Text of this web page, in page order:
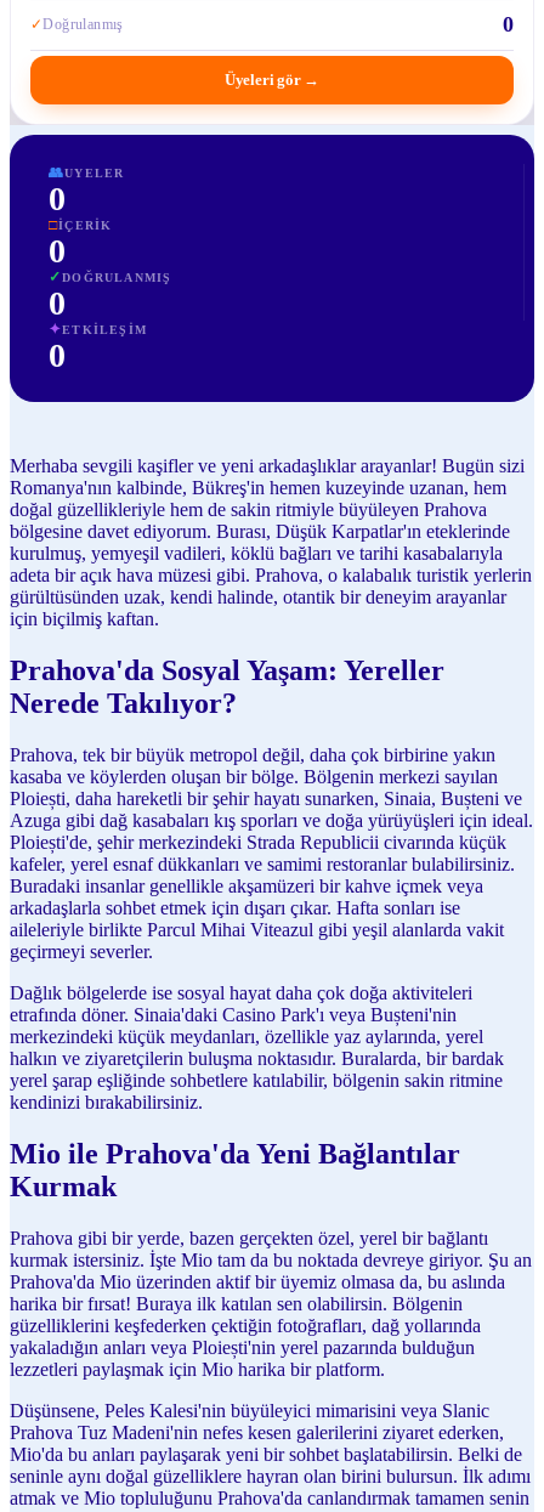
✓Doğrulanmış 0
Üyeleri gör →
👥UYELER
0
□İÇERIK
0
✓DOĞRULANMIŞ
0
✦ETKILEŞIM
0
Merhaba sevgili kaşifler ve yeni arkadaşlıklar arayanlar! Bugün sizi
Romanya'nın kalbinde, Bükreş'in hemen kuzeyinde uzanan, hem
doğal güzellikleriyle hem de sakin ritmiyle büyüleyen Prahova
bölgesine davet ediyorum. Burası, Düşük Karpatlar'ın eteklerinde
kurulmuş, yemyeşil vadileri, köklü bağları ve tarihi kasabalarıyla
adeta bir açık hava müzesi gibi. Prahova, o kalabalık turistik yerlerin
gürültüsünden uzak, kendi halinde, otantik bir deneyim arayanlar
için biçilmiş kaftan.
Prahova'da Sosyal Yaşam: Yereller
Nerede Takılıyor?
Prahova, tek bir büyük metropol değil, daha çok birbirine yakın
kasaba ve köylerden oluşan bir bölge. Bölgenin merkezi sayılan
Ploiești, daha hareketli bir şehir hayatı sunarken, Sinaia, Bușteni ve
Azuga gibi dağ kasabaları kış sporları ve doğa yürüyüşleri için ideal.
Ploiești'de, şehir merkezindeki Strada Republicii civarında küçük
kafeler, yerel esnaf dükkanları ve samimi restoranlar bulabilirsiniz.
Buradaki insanlar genellikle akşamüzeri bir kahve içmek veya
arkadaşlarla sohbet etmek için dışarı çıkar. Hafta sonları ise
aileleriyle birlikte Parcul Mihai Viteazul gibi yeşil alanlarda vakit
geçirmeyi severler.
Dağlık bölgelerde ise sosyal hayat daha çok doğa aktiviteleri
etrafında döner. Sinaia'daki Casino Park'ı veya Bușteni'nin
merkezindeki küçük meydanları, özellikle yaz aylarında, yerel
halkın ve ziyaretçilerin buluşma noktasıdır. Buralarda, bir bardak
yerel şarap eşliğinde sohbetlere katılabilir, bölgenin sakin ritmine
kendinizi bırakabilirsiniz.
Mio ile Prahova'da Yeni Bağlantılar
Kurmak
Prahova gibi bir yerde, bazen gerçekten özel, yerel bir bağlantı
kurmak istersiniz. İşte Mio tam da bu noktada devreye giriyor. Şu an
Prahova'da Mio üzerinden aktif bir üyemiz olmasa da, bu aslında
harika bir fırsat! Buraya ilk katılan sen olabilirsin. Bölgenin
güzelliklerini keşfederken çektiğin fotoğrafları, dağ yollarında
yakaladığın anları veya Ploiești'nin yerel pazarında bulduğun
lezzetleri paylaşmak için Mio harika bir platform.
Düşünsene, Peles Kalesi'nin büyüleyici mimarisini veya Slanic
Prahova Tuz Madeni'nin nefes kesen galerilerini ziyaret ederken,
Mio'da bu anları paylaşarak yeni bir sohbet başlatabilirsin. Belki de
seninle aynı doğal güzelliklere hayran olan birini bulursun. İlk adımı
atmak ve Mio topluluğunu Prahova'da canlandırmak tamamen senin